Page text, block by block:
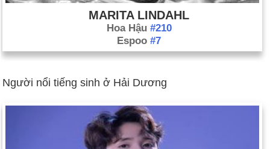
MARITA LINDAHL
Hoa Hậu #210
Espoo #7
Người nổi tiếng sinh ở Hải Dương